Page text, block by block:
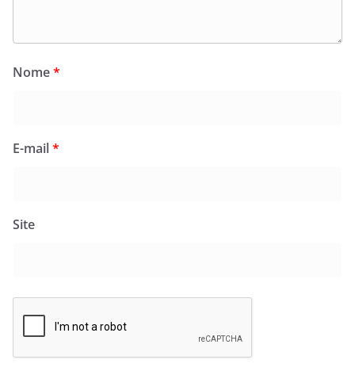
Nome*
E-mail*
Site